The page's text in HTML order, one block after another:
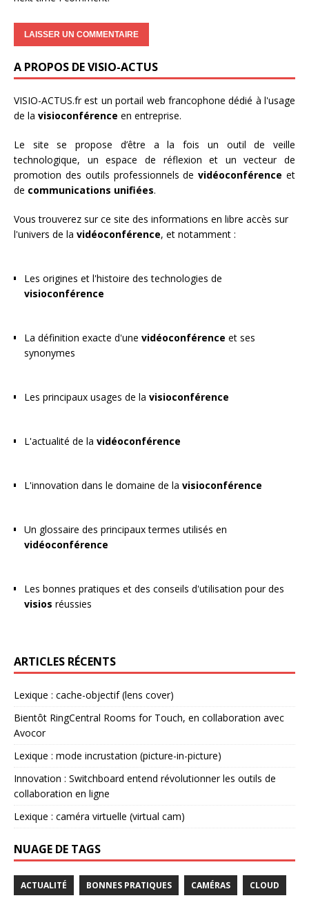
A PROPOS DE VISIO-ACTUS
VISIO-ACTUS.frest un portail web francophone dédié à l'usage
de la visioconférence en entreprise.
Le site se propose d’être a la fois un outil de veille
technologique, un espace de réflexion et un vecteur de
promotion des outils professionnels devidéoconférence et
de communications unifiées.
Vous trouverez sur ce site des informations en libre accès sur
l'univers de la vidéoconférence, et notamment :
Les origines et l'histoire des technologies de
visioconférence
La définition exacte d'une vidéoconférence et ses
synonymes
Les principaux usages de la visioconférence
L'actualité de la vidéoconférence
L'innovation dans le domaine de la visioconférence
Un glossaire des principaux termes utilisés en
vidéoconférence
Les bonnes pratiques et des conseils d'utilisation pour des
visios réussies
ARTICLES RÉCENTS
Lexique : cache-objectif (lens cover)
Bientôt RingCentral Rooms for Touch, en collaboration avec
Avocor
Lexique : mode incrustation (picture-in-picture)
Innovation : Switchboard entend révolutionner les outils de
collaboration en ligne
Lexique : caméra virtuelle (virtual cam)
NUAGE DE TAGS
ACTUALITÉ BONNES PRATIQUES CAMÉRAS CLOUD